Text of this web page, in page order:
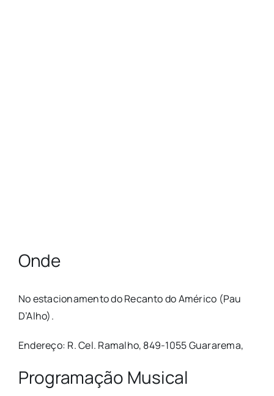
Onde
No estacionamento do Recanto do Américo (Pau
D’Alho).
Endereço: R. Cel. Ramalho, 849-1055 Guararema,
Programação Musical